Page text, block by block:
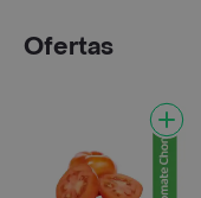
Ofertas